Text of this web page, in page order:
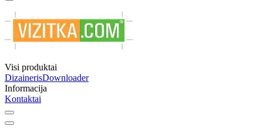
Visi produktai
DizainerisDownloader
Informacija
Kontaktai